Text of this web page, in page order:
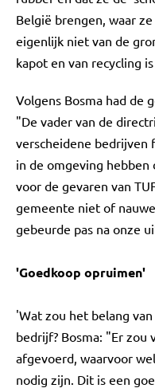
België brengen, waar
eigenlijk niet van de
kapot en van recycling
Volgens Bosma had de
"De vader van de
verscheidene bedrijven
in de omgeving hebben
voor de gevaren van
gemeente niet of
gebeurde pas na onze
'Goedkoop opruimen'
'Wat zou het belang
bedrijf? Bosma: "Er
afgevoerd, waarvoor
nodig zijn. Dit is een